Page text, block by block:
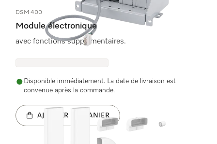
DSM 400
Module électronique
avec fonctions supplémentaires.
Disponible immédiatement. La date de livraison est
convenue après la commande.
AJOUTER AU PANIER